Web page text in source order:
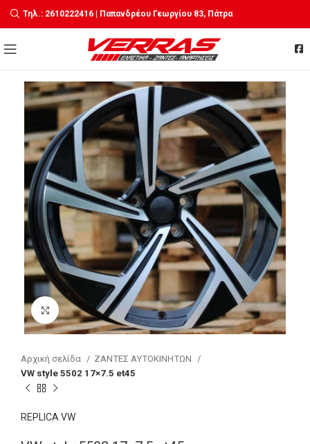
Τηλ.: 2610222416 | Παπανδρέου Γεωργίου 83, Πάτρα
Click to enlarge
Αρχική σελίδα
ΖΑΝΤΕΣ ΑΥΤΟΚΙΝΗΤΩΝ
VW style 5502 17×7.5 et45
REPLICA VW